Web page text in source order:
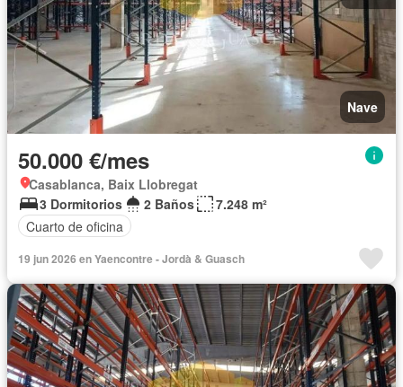
Nave
50.000 €/mes
Casablanca, Baix Llobregat
3 Dormitorios
2 Baños
7.248 m²
Cuarto de oficina
19 jun 2026 en Yaencontre - Jordà & Guasch